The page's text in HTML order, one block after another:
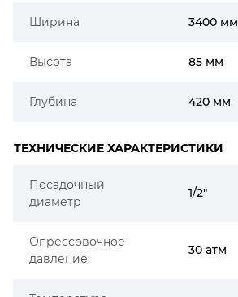
Ширина 3400 мм
Высота 85 мм
Глубина 420 мм
ТЕХНИЧЕСКИЕ ХАРАКТЕРИСТИКИ
Посадочный
диаметр
1/2"
Опрессовочное
давление
30 атм